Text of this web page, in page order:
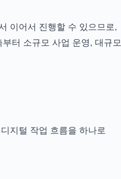
이어서 진행할 수 있으므로,
터 소규모 사업 운영, 대규모
지털 작업 흐름을 하나로